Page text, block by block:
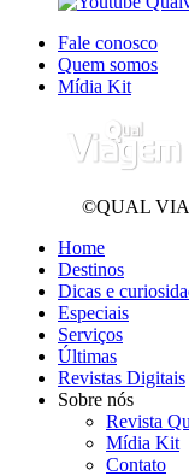
Fale conosco
Quem somos
Mídia Kit
©QUAL
Home
Destinos
Dicas e
Especiais
Serviços
Últimas
Revistas Digitais
Sobre nós
Revista
Mídia Kit
Contato